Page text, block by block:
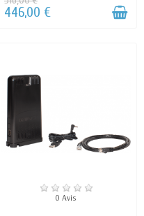
446,00 €
0 Avis